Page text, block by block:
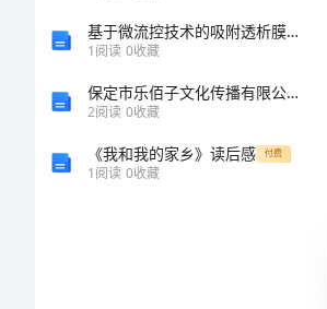
基于微流控技术的吸附透析膜的实验研究
1阅读 0收藏
保定市乐佰子文化传播有限公司介绍企业发展分析报告
2阅读 0收藏
《我和我的家乡》读后感 付费
1阅读 0收藏